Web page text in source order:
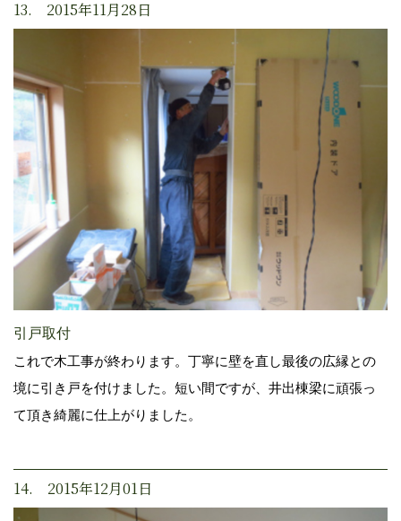
13. 2015年11月28日
引戸取付
これで木工事が終わります。丁寧に壁を直し最後の広縁との
境に引き戸を付けました。短い間ですが、井出棟梁に頑張っ
て頂き綺麗に仕上がりました。
14. 2015年12月01日